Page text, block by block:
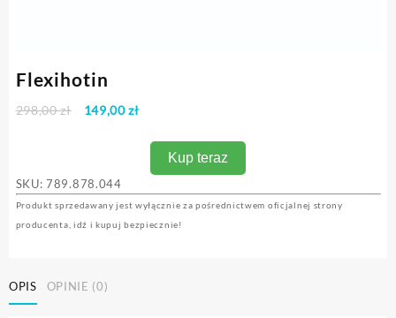
Flexihotin
298,00zł
Pierwotna
149,00złAktualna
wynosi:
149,00 zł.Kup teraz
SKU: 789.878.044
Produkt sprzedawany jest wyłącznie za pośrednictwem oficjalnej strony
producenta, idź i kupuj bezpiecznie!
OPIS OPINIE (0)